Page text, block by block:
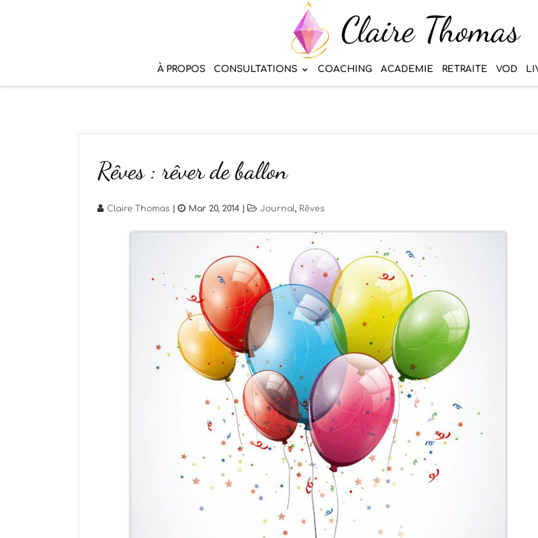
À PROPOS CONSULTATIONS COACHING ACADEMIE RETRAITE VOD
Rêves : rêver de ballon
Claire Thomas Mar 20, 2014 Journal, Rêves